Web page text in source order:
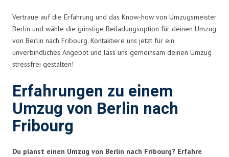
Vertraue auf die Erfahrung und das Know-how von Umzugsmeister
Berlin und wähle die günstige Beiladungsoption für deinen Umzug
von Berlin nach Fribourg. Kontaktiere uns jetzt für ein
unverbindliches Angebot und lass uns gemeinsam deinen Umzug
stressfrei gestalten!
Erfahrungen zu einem
Umzug von Berlin nach
Fribourg
Du planst einen Umzug von Berlin nach Fribourg? Erfahre